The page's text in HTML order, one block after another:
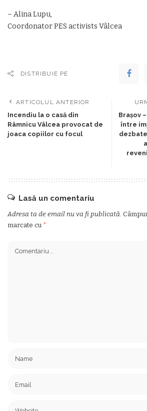
– Alina Lupu,
Coordonator PES activists Vâlcea
DISTRIBUIE PE
ARTICOLUL ANTERIOR
Incendiu la o casă din
Râmnicu Vâlcea provocat de
joaca copiilor cu focul
Brașov
între
Lasă un comentariu
Adresa ta de email nu va fi publicată.
marcate cu *